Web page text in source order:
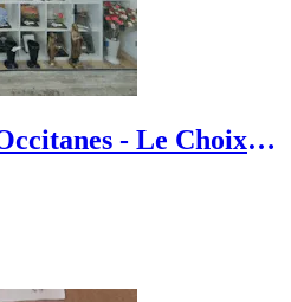
- Le Choix